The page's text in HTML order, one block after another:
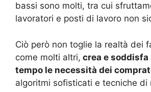
bassi sono molti, tra cui
lavoratori e posti di lavoro non
Ciò però non toglie la realtà dei
come molti altri, crea e
tempo le necessità dei
algoritmi sofisticati e tecniche di